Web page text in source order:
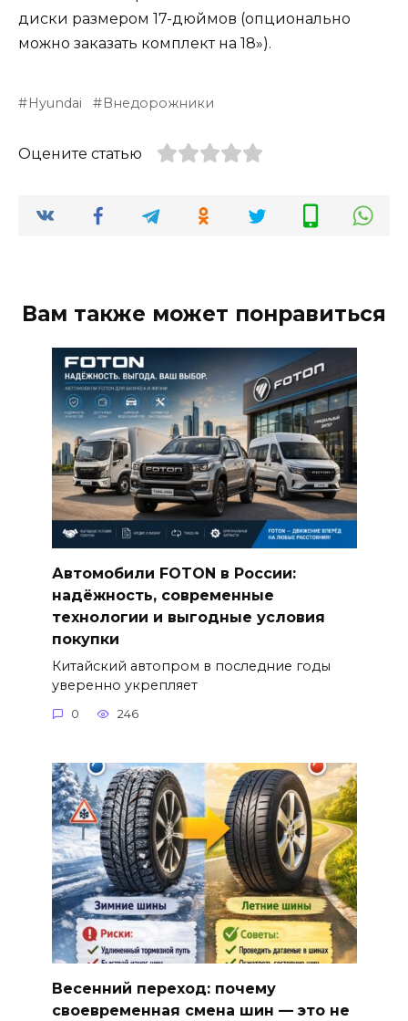
диски размером 17-дюймов (опционально
можно заказать комплект на 18»).
Hyundai Внедорожники
Оцените статью
Вам также может понравиться
Автомобили FOTON в России:
надёжность, современные
технологии и выгодные условия
покупки
Китайский автопром в последние годы
уверенно укрепляет
0 246
Весенний переход: почему
своевременная смена шин — это не